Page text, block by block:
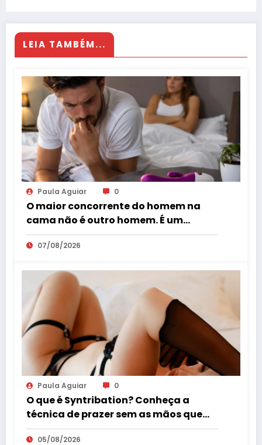
LEIA TAMBÉM...
Paula Aguiar 0
O maior concorrente do homem na
cama não é outro homem. É um
vibrador?
07/08/2026
Paula Aguiar 0
O que é Syntribation? Conheça a
técnica de prazer sem as mãos que
virou tendência mundial
05/08/2026